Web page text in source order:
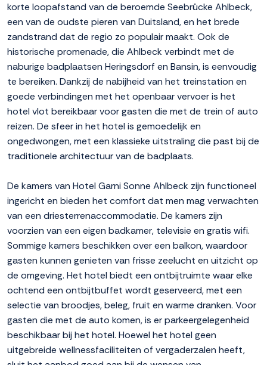
korte loopafstand van de beroemde Seebrücke Ahlbeck,
een van de oudste pieren van Duitsland, en het brede
zandstrand dat de regio zo populair maakt. Ook de
historische promenade, die Ahlbeck verbindt met de
naburige badplaatsen Heringsdorf en Bansin, is eenvoudig
te bereiken. Dankzij de nabijheid van het treinstation en
goede verbindingen met het openbaar vervoer is het
hotel vlot bereikbaar voor gasten die met de trein of auto
reizen. De sfeer in het hotel is gemoedelijk en
ongedwongen, met een klassieke uitstraling die past bij de
traditionele architectuur van de badplaats.
De kamers van Hotel Garni Sonne Ahlbeck zijn functioneel
ingericht en bieden het comfort dat men mag verwachten
van een driesterrenaccommodatie. De kamers zijn
voorzien van een eigen badkamer, televisie en gratis wifi.
Sommige kamers beschikken over een balkon, waardoor
gasten kunnen genieten van frisse zeelucht en uitzicht op
de omgeving. Het hotel biedt een ontbijtruimte waar elke
ochtend een ontbijtbuffet wordt geserveerd, met een
selectie van broodjes, beleg, fruit en warme dranken. Voor
gasten die met de auto komen, is er parkeergelegenheid
beschikbaar bij het hotel. Hoewel het hotel geen
uitgebreide wellnessfaciliteiten of vergaderzalen heeft,